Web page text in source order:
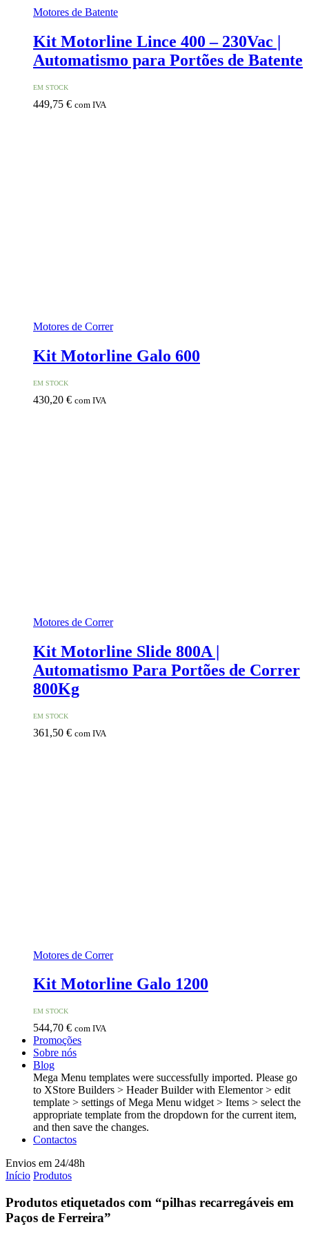
Motores de Batente
Kit Motorline Lince 400 – 230Vac |
Automatismo para Portões de Batente
EM STOCK
449,75 € com IVA
Motores de Correr
Kit Motorline Galo 600
EM STOCK
430,20 € com IVA
Motores de Correr
Kit Motorline Slide 800A |
Automatismo Para Portões de Correr
800Kg
EM STOCK
361,50 € com IVA
Motores de Correr
Kit Motorline Galo 1200
EM STOCK
544,70 € com IVA
Promoções
Sobre nós
Blog
Mega Menu templates were successfully imported. Please go
to XStore Builders > Header Builder with Elementor > edit
template > settings of Mega Menu widget > Items > select the
appropriate template from the dropdown for the current item,
and then save the changes.
Contactos
Envios em 24/48h
Início Produtos
Produtos etiquetados com “pilhas recarregáveis em
Paços de Ferreira”